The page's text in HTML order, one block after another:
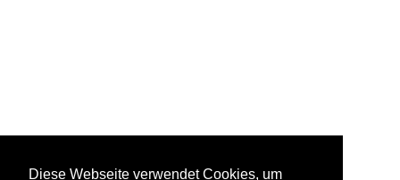
Diese Webseite verwendet Cookies, um